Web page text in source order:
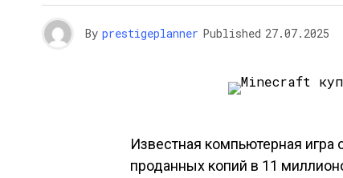
By prestigeplanner Published 27.07.2025
Известная компьютерная игра
проданных копий в 11